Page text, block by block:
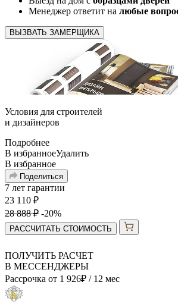
Менеджер ответит на любые
ВЫЗВАТЬ ЗАМЕРЩИКА
Условия для строителей
и дизайнеров
Подробнее
В избранноеУдалить
В избранное
Поделиться
7 лет гарантии
23 110 ₽
28 888₽ -20%
РАССЧИТАТЬ СТОИМОСТЬ
ПОЛУЧИТЬ РАСЧЕТ
В МЕССЕНДЖЕРЫ
Рассрочка от 1 926₽ / 12 мес